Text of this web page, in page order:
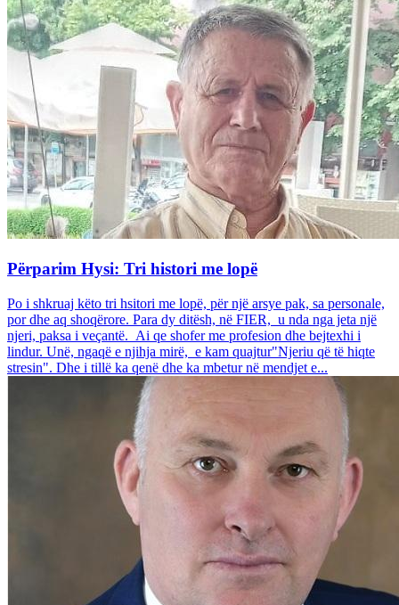
Përparim Hysi: Tri histori me lopë
Po i shkruaj këto tri hsitori me lopë, për një arsye pak, sa personale,
por dhe aq shoqërore. Para dy ditësh, në FIER, u nda nga jeta një
njeri, paksa i veçantë. Ai qe shofer me profesion dhe bejtexhi i
lindur. Unë, ngaqë e njihja mirë, e kam quajtur"Njeriu që të hiqte
stresin". Dhe i tillë ka qenë dhe ka mbetur në mendjet e...